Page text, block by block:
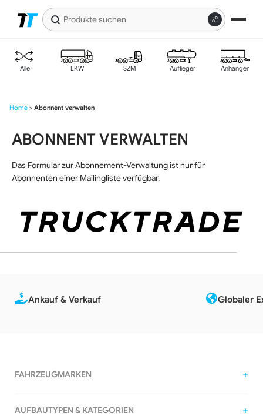
Zur
springen
Zum
springen
Produkte
suchen
Home> Abonnent verwalten
Alle LKW SZM Auflieger Anhänger
ABONNENT VERWALTEN
Das Formular zur Abonnement-Verwaltung ist nur für
Abonnenten einer Mailingliste verfügbar.
Ankauf & Verkauf Globaler
FAHRZEUGMARKEN
AUFBAUTYPEN & KATEGORIEN